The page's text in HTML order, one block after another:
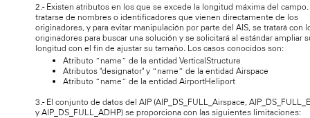
2.- Existen atributos en los que se excede la longitud máxima del
tratarse de nombres o identificadores que vienen directamente de los
originadores, y para evitar manipulación por parte del AIS, se tratará con
originadores para buscar una solución y se solicitará al estándar ampliar
longitud con el fin de ajustar su tamaño. Los casos conocidos son:
Atributo “name” de la entidad VerticalStructure
Atributos "designator" y “name” de la entidad Airspace
Atributo “name” de la entidad AirportHeliport
3.- El conjunto de datos del AIP (AIP_DS_FULL_Airspace,
y AIP_DS_FULL_ADHP) se proporciona con las siguientes limitaciones: